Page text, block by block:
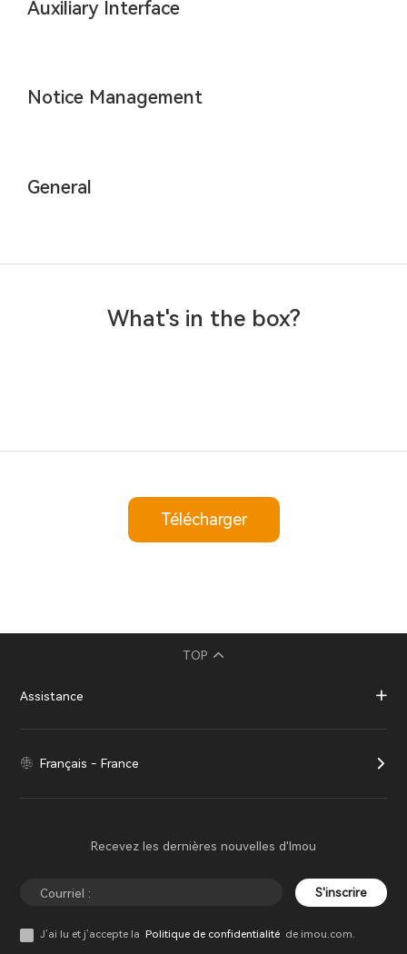
Auxiliary Interface
Notice Management
General
What's in the box?
Télécharger
TOP
Assistance
Français - France
Recevez les dernières nouvelles d'Imou
S'inscrire
J’ai lu et j’accepte la Politique de confidentialité de imou.com.